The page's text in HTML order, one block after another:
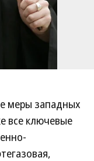
меры западных
все ключевые